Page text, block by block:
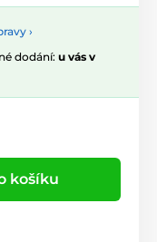
›
dodání: u vás v
košíku